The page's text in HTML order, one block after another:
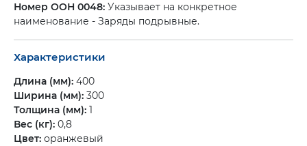
Номер ООН 0048: Указывает на конкретное
наименование - Заряды подрывные.
Характеристики
Длина (мм): 400
Ширина (мм): 300
Толщина (мм): 1
Вес (кг): 0,8
Цвет: оранжевый